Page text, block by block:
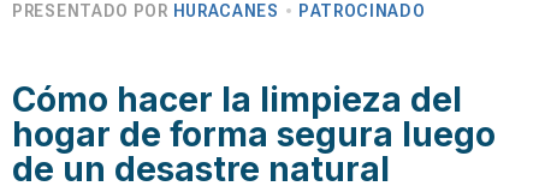
PRESENTADO POR HURACANES PATROCINADO
Cómo hacer la limpieza del
hogar de forma segura luego
de un desastre natural